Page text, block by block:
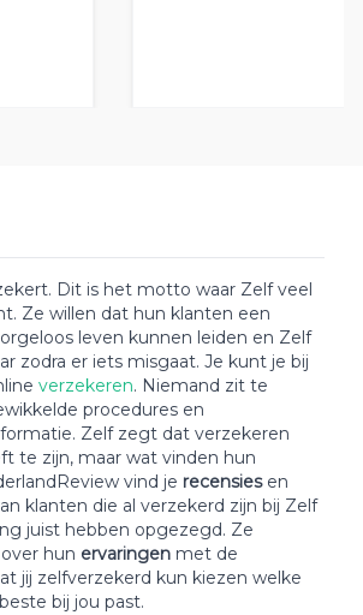
Dit is het motto waar Zelf veel
Ze willen dat hun klanten een
leven kunnen leiden en Zelf
zodra er iets misgaat. Je kunt je bij
verzekeren. Niemand zit te
procedures en
Zelf zegt dat verzekeren
te zijn, maar wat vinden hun
vind je recensies en
klanten die al verzekerd zijn bij Zelf
juist hebben opgezegd. Ze
hun ervaringen met de
jij zelfverzekerd kun kiezen welke
bij jou past.